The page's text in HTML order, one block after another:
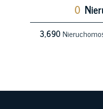
0
3,690